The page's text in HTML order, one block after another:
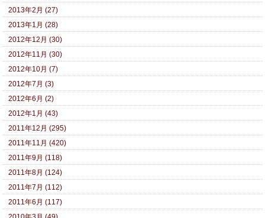
2013年2月 (27)
2013年1月 (28)
2012年12月 (30)
2012年11月 (30)
2012年10月 (7)
2012年7月 (3)
2012年6月 (2)
2012年1月 (43)
2011年12月 (295)
2011年11月 (420)
2011年9月 (118)
2011年8月 (124)
2011年7月 (112)
2011年6月 (117)